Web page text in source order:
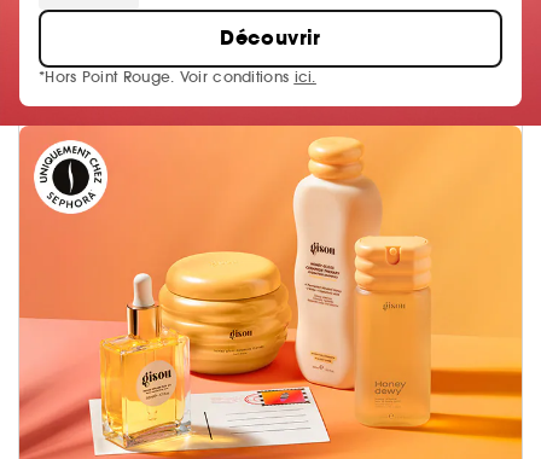
Découvrir
*Hors Point Rouge. Voir conditions ici.